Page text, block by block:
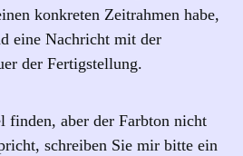
konkreten Zeitrahmen habe,
eine Nachricht mit der
der Fertigstellung.
finden, aber der Farbton nicht
schreiben Sie mir bitte ein